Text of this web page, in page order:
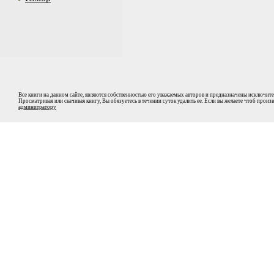
Все книги на данном сайте, являются собственностью его уважаемых авторов и предназначены
Просматривая или скачивая книгу, Вы обязуетесь в течении суток удалить ее. Если вы желаете чтоб
админитратору